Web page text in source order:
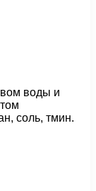
воды и
соль, тмин.